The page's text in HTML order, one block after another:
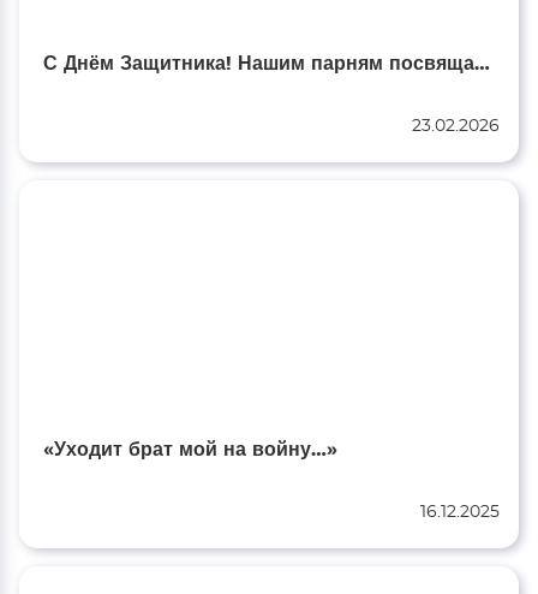
С Днём Защитника! Нашим парням посвящается…
23.02.2026
«Уходит брат мой на войну…»
16.12.2025